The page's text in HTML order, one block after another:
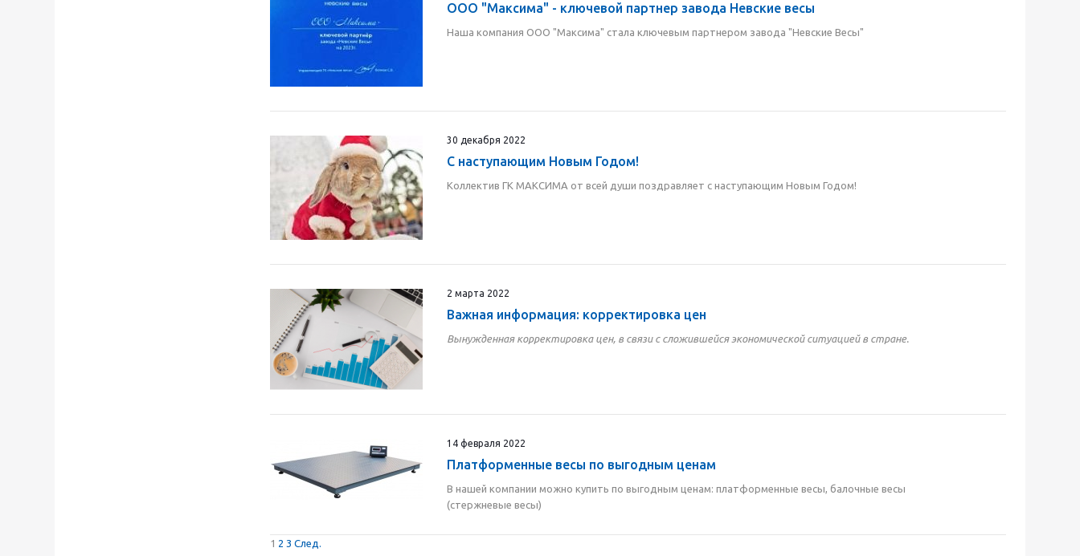
ООО "Максима" - ключевой партнер завода Невские весы
Наша компания ООО "Максима" стала ключевым партнером завода "Невские Весы"
30 декабря 2022
С наступающим Новым Годом!
Коллектив ГК МАКСИМА от всей души поздравляет с наступающим Новым Годом!
2 марта 2022
Важная информация: корректировка цен
Вынужденная корректировка цен, в связи с сложившейся экономической ситуацией в стране.
14 февраля 2022
Платформенные весы по выгодным ценам
В нашей компании можно купить по выгодным ценам: платформенные весы, балочные весы
(стержневые весы)
1 2 3 След.